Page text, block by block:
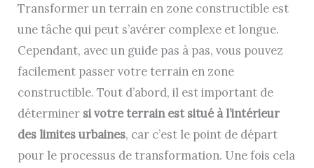
Transformer un terrain en zone constructible est
une tâche qui peut s’avérer complexe et longue.
Cependant, avec un guide pas à pas, vous pouvez
facilement passer votre terrain en zone
constructible. Tout d’abord, il est important de
déterminer si votre terrain est situé à l’intérieur
des limites urbaines, car c’est le point de départ
pour le processus de transformation. Une fois cela